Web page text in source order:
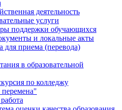
деятельность
услуги
поддержки обучающихся
и локальные акты
для приема (перевода)
в образовательной
по колледжу
перемена"